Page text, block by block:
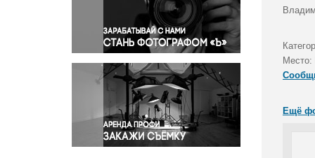
Правосудие
Происшествия и конфликты
Религия
Светская жизнь
Спорт
Экология
Экономика и бизнес
Место:
Ещё